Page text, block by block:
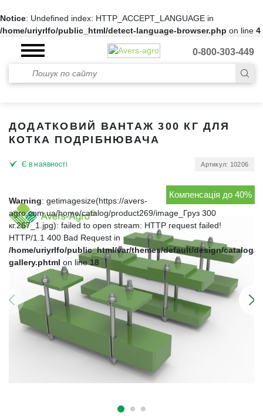
Notice: Undefined index: HTTP_ACCEPT_LANGUAGE in
/home/uriyrlfo/public_html/detect-language-browser.php on line 4
0-800-303-449
ДОДАТКОВИЙ ВАНТАЖ 300 КГ ДЛЯ
КОТКА ПОДРІБНЮВАЧА
Є в наявності Артикул: 10206
Компенсація до 40%
Warning: getimagesize(https://avers-
agro.com.ua/home/catalog/product269/image_Груз 300
кг.267_1.jpg): failed to open stream: HTTP request failed!
HTTP/1.1 400 Bad Request in
/home/uriyrlfo/public_html/var/themes/default/design/catalog/
gallery.phtml on line 18